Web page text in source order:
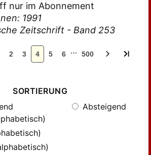
nur im Abonnement
1991
Zeitschrift - Band 253
2 3 4 5 6 … 500
SORTIERUNG
Absteigend